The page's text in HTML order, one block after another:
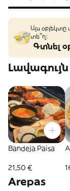
Այս
տե՞ղ։
Գտնել
Bandeja Paisa
21,50 €
Arepas